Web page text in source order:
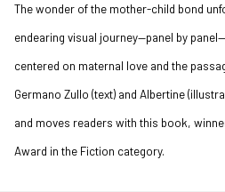
The wonder of the mother-child bond
endearing visual journey—panel by
centered on maternal love and the
Germano Zullo (text) and Albertine
and moves readers with this book,
Award in the Fiction category.